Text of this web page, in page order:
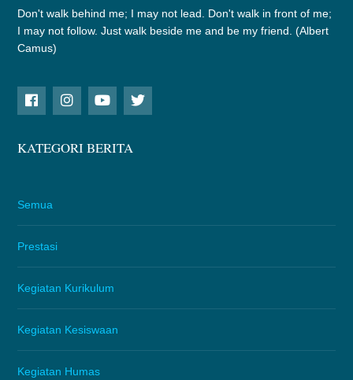
Don't walk behind me; I may not lead. Don't walk in front of me;
I may not follow. Just walk beside me and be my friend. (Albert
Camus)
KATEGORI BERITA
Semua
Prestasi
Kegiatan Kurikulum
Kegiatan Kesiswaan
Kegiatan Humas